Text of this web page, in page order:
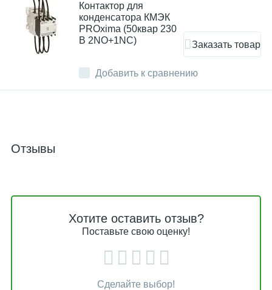
Добавить к сравнению
Контактор для
конденсатора КМЭК
PROxima (50квар 230
В 2NO+1NC)
Заказать товар
Отзывы
Хотите оставить отзыв?
Поставьте свою оценку!
Сделайте выбор!